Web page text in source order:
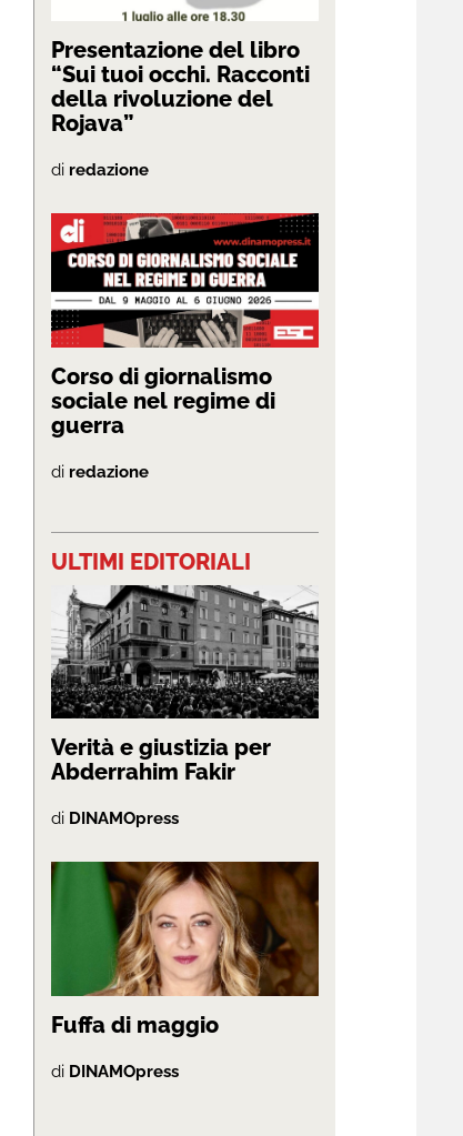
Presentazione del libro
“Sui tuoi occhi. Racconti
della rivoluzione del
Rojava”
di redazione
Corso di giornalismo
sociale nel regime di
guerra
di redazione
ULTIMI EDITORIALI
Verità e giustizia per
Abderrahim Fakir
di DINAMOpress
Fuffa di maggio
di DINAMOpress